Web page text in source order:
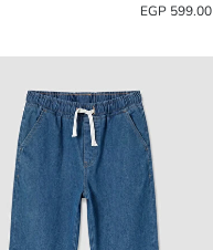
599.00 EGP